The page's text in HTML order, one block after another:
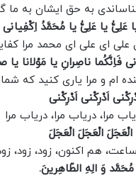
به حق ایشان به
عَلِىُّ یا عَلِىُّ یا مُحَمَّدُ اِکْفِیانى
على اى على اى محمد مرا
فَاِنَّکُما ناصِرانِ یا مَوْلانا
ام و مرا یارى کنید که
اَدْرِکْنى اَدْرِکْنى
مرا، دریاب مرا، دریاب مرا
الْعَجَلَ الْعَجَلَ الْعَجَلَ
هم اکنون، زود، زود،
وَ الِهِ الطّاهِرینَ.